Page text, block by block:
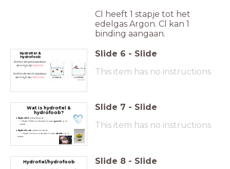
Cl heeft 1 stapje tot het
edelgas Argon. Cl kan 1
binding aangaan.
Hydrofiel &
hydrofoob
Stoffen die goed oplosbaar
zijn in H2O; zijnhydrofiel
Stoffen die slecht oplosbaar
zijn in H2O; zijnhydrofoob
Slide 6 - Slide
This item has no instructions
Wat is hydrofiel &
hydrofoob?
Hydrofiel: waterlievend
--> Hydrofiele moleculen lossen goedop in
water.
Hydrofoob: watervrezend
---> Hydrofobe moleculen lossenslecht op in
water.
Slide 7 - Slide
This item has no instructions
Hydrofiel/hydrofoob Slide 8 - Slide